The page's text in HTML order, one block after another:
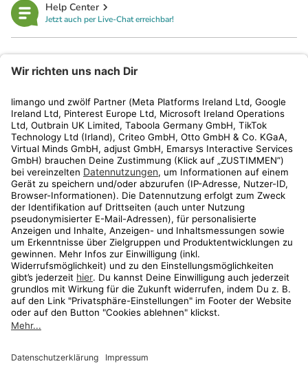
Help Center
Jetzt auch per Live-Chat erreichbar!
Kundenservice
Shop
Aktionen
Travel